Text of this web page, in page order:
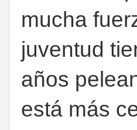
mucha
juventud
años
está más